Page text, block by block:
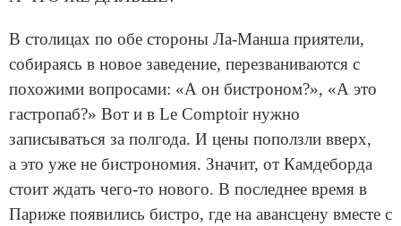
В столицах по обе стороны Ла-Манша приятели,
собираясь в новое заведение, перезваниваются с
похожими вопросами: «А он бистроном?», «А это
гастропаб?» Вот и в Le Comptoir нужно
записываться за полгода. И цены поползли вверх,
а это уже не бистрономия. Значит, от Камдеборда
стоит ждать чего-то нового. В последнее время в
Париже появились бистро, где на авансцену вместе с